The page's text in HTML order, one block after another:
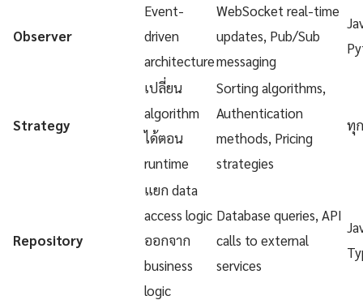
Observer
Event-
driven
architecture
WebSocket real-time
updates, Pub/Sub
messaging
Strategy
เปลี่ยน
algorithm
ได้ตอน
runtime
Sorting algorithms,
Authentication
methods, Pricing
strategies
ทุ
Repository
แยก data
access logic
ออกจาก
business
logic
Database queries, API
calls to external
services